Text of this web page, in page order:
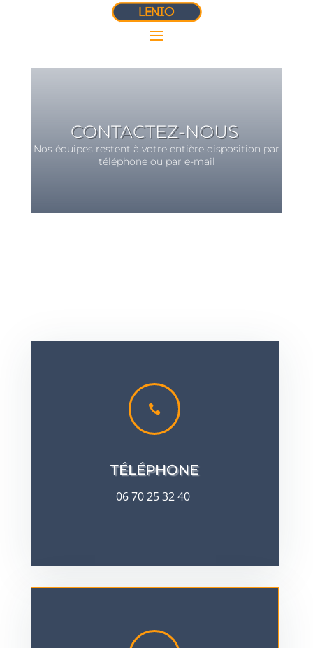
CONTACTEZ-NOUS
Nos équipes restent à votre entière disposition par
téléphone ou par e-mail

TÉLÉPHONE
06 70 25 32 40